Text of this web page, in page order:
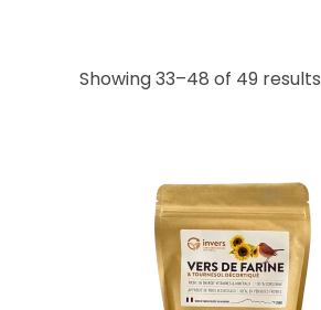
Showing 33–48 of 49 results